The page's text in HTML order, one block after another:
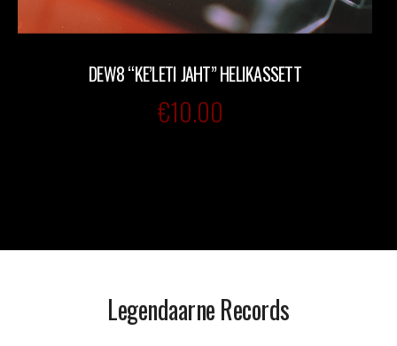
DEW8 “KE’LETI JAHT” HELIKASSETT
€10.00
Legendaarne Records